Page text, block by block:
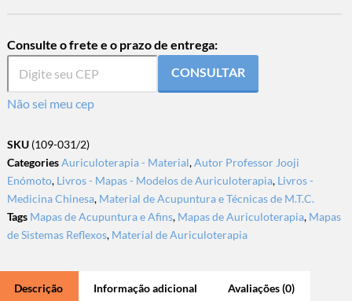
Consulte o frete e o prazo de entrega:
CONSULTAR
Não sei meu cep
SKU (109-031/2)
CategoriesAuriculoterapia - Material,Autor Professor Jooji
Enómoto, Livros - Mapas - Modelos de Auriculoterapia, Livros -
Medicina Chinesa, Material de Acupuntura e Técnicas de M.T.C.
Tags Mapas de Acupuntura e Afins, Mapas de Auriculoterapia, Mapas
de Sistemas Reflexos, Material de Auriculoterapia
Descrição Informação adicional Avaliações (0)